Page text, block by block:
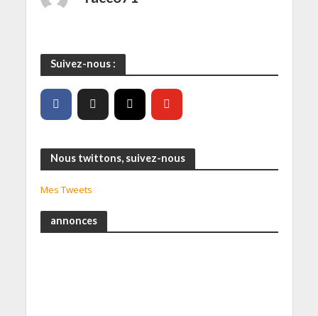
Suivez-nous :
Nous twittons, suivez-nous
Mes Tweets
annonces